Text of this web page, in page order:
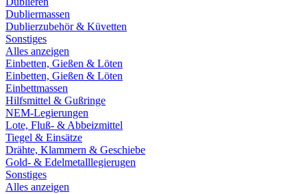
Dubliermassen
Dublierzubehör & Küvetten
Sonstiges
Alles anzeigen
Einbetten, Gießen & Löten
Einbetten, Gießen & Löten
Einbettmassen
Hilfsmittel & Gußringe
NEM-Legierungen
Lote, Fluß- & Abbeizmittel
Tiegel & Einsätze
Drähte, Klammern & Geschiebe
Gold- & Edelmetalllegierugen
Sonstiges
Alles anzeigen